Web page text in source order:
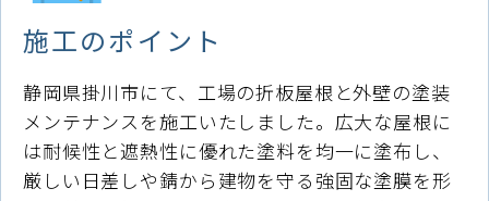
施工のポイント
静岡県掛川市にて、工場の折板屋根と外壁の塗装
メンテナンスを施工いたしました。広大な屋根に
は耐候性と遮熱性に優れた塗料を均一に塗布し、
厳しい日差しや錆から建物を守る強固な塗膜を形